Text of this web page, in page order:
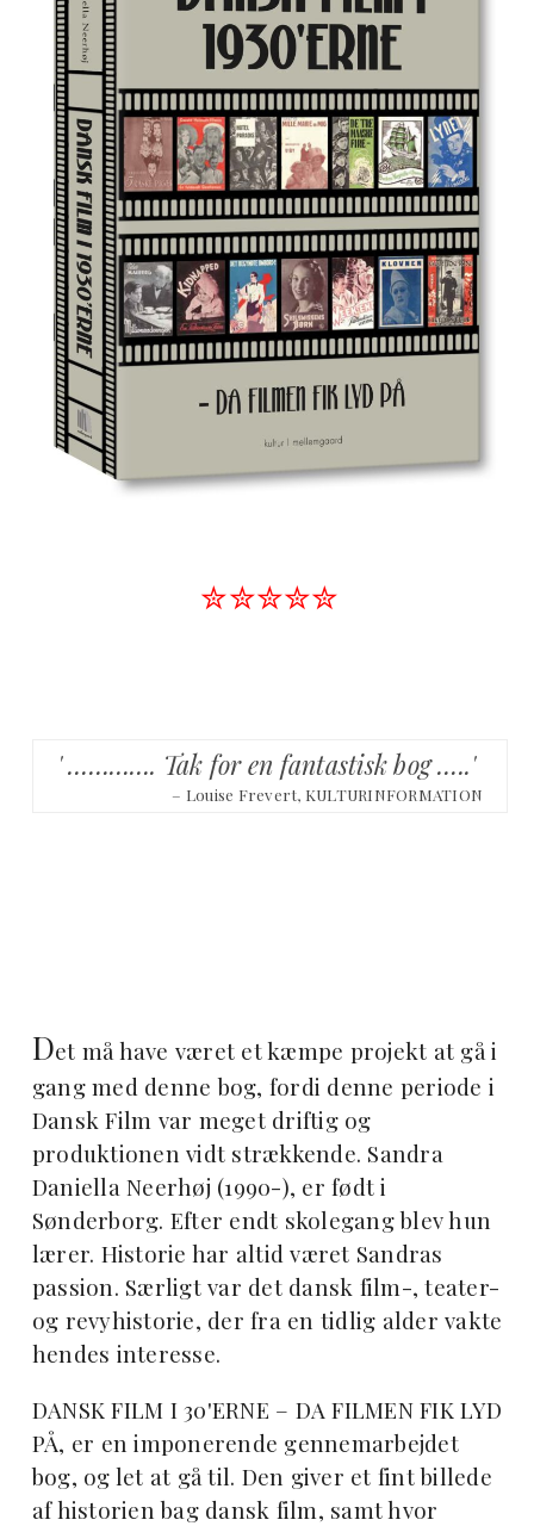
✮✮✮✮✮
' …………. Tak for en fantastisk bog …..'
– Louise Frevert, KULTURINFORMATION
Det må have været et kæmpe projekt at gå i
gang med denne bog, fordi denne periode i
Dansk Film var meget driftig og
produktionen vidt strækkende. Sandra
Daniella Neerhøj (1990-), er født i
Sønderborg. Efter endt skolegang blev hun
lærer. Historie har altid været Sandras
passion. Særligt var det dansk film-, teater-
og revyhistorie, der fra en tidlig alder vakte
hendes interesse.
DANSK FILM I 30'ERNE – DA FILMEN FIK LYD
PÅ, er en imponerende gennemarbejdet
bog, og let at gå til. Den giver et fint billede
af historien bag dansk film, samt hvor